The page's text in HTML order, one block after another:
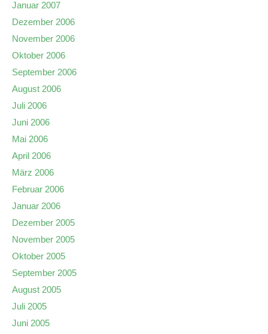
Januar 2007
Dezember 2006
November 2006
Oktober 2006
September 2006
August 2006
Juli 2006
Juni 2006
Mai 2006
April 2006
März 2006
Februar 2006
Januar 2006
Dezember 2005
November 2005
Oktober 2005
September 2005
August 2005
Juli 2005
Juni 2005